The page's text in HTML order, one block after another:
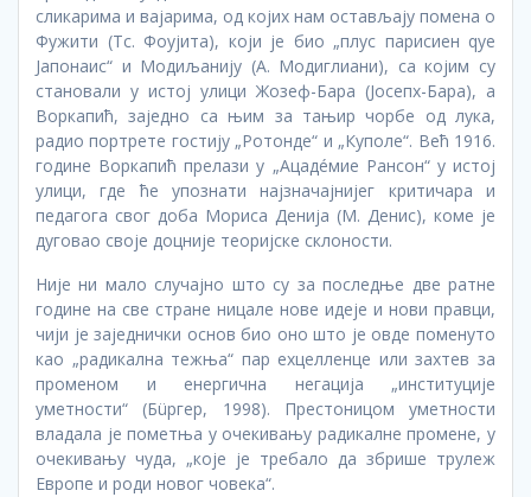
сликарима и вајарима, од којих нам остављају помена о
Фужити (Тс. Фоујита), који је био „плус парисиен qуе
Јапонаис“ и Модиљанију (А. Модиглиани), са којим су
становали у истој улици Жозеф-Бара (Јосепх-Бара), а
Воркапић, заједно са њим за тањир чорбе од лука,
радио портрете гостију „Ротонде“ и „Куполе“. Већ 1916.
године Воркапић прелази у „Ацадéмие Рансон“ у истој
улици, где ће упознати најзначајнијег критичара и
педагога свог доба Мориса Денија (М. Денис), коме је
дуговао своје доцније теоријске склоности.
Није ни мало случајно што су за последње две ратне
године на све стране ницале нове идеје и нови правци,
чији је заједнички основ био оно што је овде поменуто
као „радикална тежња“ пар еxцелленце или захтев за
променом и енергична негација „институције
уметности“ (Бüргер, 1998). Престоницом уметности
владала је пометња у очекивању радикалне промене, у
очекивању чуда, „које је требало да збрише трулеж
Европе и роди новог човека“.